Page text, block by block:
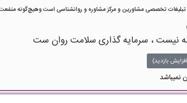
تخصصی مشاورین و مرکز مشاوره و روانشناسی است وهیچ‌گونه منفعت
نیست ، سرمایه گذاری سلامت روان ست
بازدید)
نمیباشد